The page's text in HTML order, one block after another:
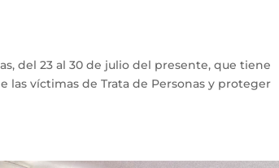
del 23 al 30 de julio del presente, que tiene
las víctimas de Trata de Personas y proteger